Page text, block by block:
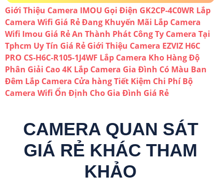
Giới Thiệu Camera IMOU Gọi Điện GK2CP-4C0WR Lắp
Camera Wifi Giá Rẻ Đang Khuyến Mãi Lắp Camera
Wifi Imou Giá Rẻ An Thành Phát Công Ty Camera Tại
Tphcm Uy Tín Giá Rẻ Giới Thiệu Camera EZVIZ H6C
PRO CS-H6C-R105-1J4WF Lắp Camera Kho Hàng Độ
Phân Giải Cao 4K Lắp Camera Gia Đình Có Màu Ban
Đêm Lắp Camera Cửa hàng Tiết Kiệm Chi Phí Bộ
Camera Wifi Ổn Định Cho Gia Đình Giá Rẻ
CAMERA QUAN SÁT
GIÁ RẺ KHÁC THAM
KHẢO